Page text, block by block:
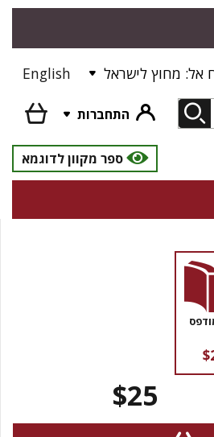
אל: מחוץ לישראל English
התחברות
ספר מקוון לדוגמא
$25